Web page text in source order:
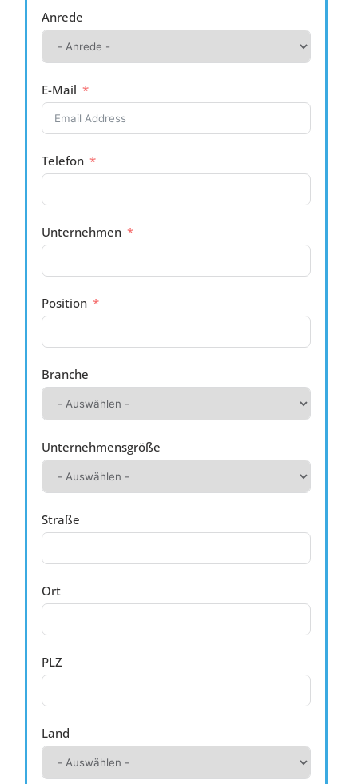
Anrede
E-Mail
Telefon
Unternehmen
Position
Branche
Unternehmensgröße
Straße
Ort
PLZ
Land